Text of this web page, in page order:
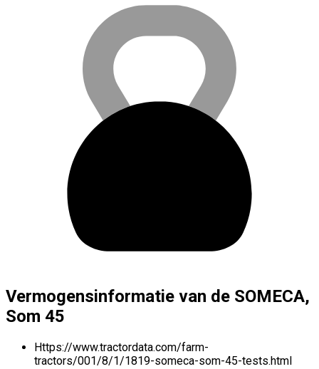
Vermogensinformatie van de SOMECA,
Som 45
Https://www.tractordata.com/farm-
tractors/001/8/1/1819-someca-som-45-tests.html